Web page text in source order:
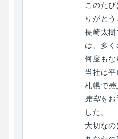
このた
りがと
長崎太
は、多
何度もな
当社は平
札幌で売
売却をお
した。
大切なの